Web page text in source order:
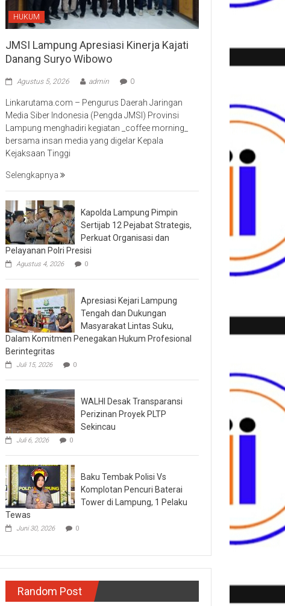
HUKUM
JMSI Lampung Apresiasi Kinerja Kajati
Danang Suryo Wibowo
Agustus 5, 2026 admin 0
Linkarutama.com – Pengurus Daerah Jaringan
Media Siber Indonesia (Pengda JMSI) Provinsi
Lampung menghadiri kegiatan _coffee morning_
bersama insan media yang digelar Kepala
Kejaksaan Tinggi
Selengkapnya
Kapolda Lampung Pimpin
Sertijab 12 Pejabat Strategis,
Perkuat Organisasi dan
Pelayanan Polri Presisi
Agustus 4, 2026 0
Apresiasi Kejari Lampung
Tengah dan Dukungan
Masyarakat Lintas Suku,
Dalam Komitmen Penegakan Hukum Profesional
Berintegritas
Juli 15, 2026 0
WALHI Desak Transparansi
Perizinan Proyek PLTP
Sekincau
Juli 6, 2026 0
Baku Tembak Polisi Vs
Komplotan Pencuri Baterai
Tower di Lampung, 1 Pelaku
Tewas
Juni 30, 2026 0
Random Post